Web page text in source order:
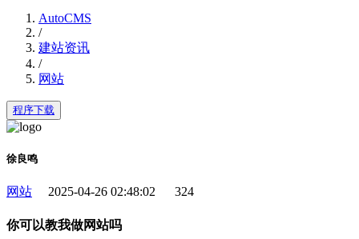
AutoCMS
/
建站资讯
/
网站
程序下载
徐良鸣
网站 2025-04-26 02:48:02 324
你可以教我做网站吗